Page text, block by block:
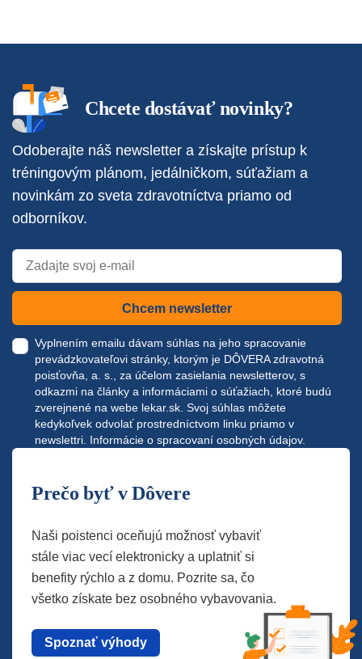
Chcete dostávať novinky?
Odoberajte náš newsletter a získajte prístup k
tréningovým plánom, jedálničkom, súťažiam a
novinkám zo sveta zdravotníctva priamo od
odborníkov.
Chcem newsletter
Vyplnením emailu dávam súhlas na jeho spracovanie
prevádzkovateľovi stránky, ktorým je DÔVERA zdravotná
poisťovňa, a. s., za účelom zasielania newsletterov, s
odkazmi na články a informáciami o súťažiach, ktoré budú
zverejnené na webe lekar.sk . Svoj súhlas môžete
kedykoľvek odvolať prostredníctvom linku priamo v
newslettri. Informácie o spracovaní osobných údajov.
Prečo byť v Dôvere
Naši poistenci oceňujú možnosť vybaviť
stále viac vecí elektronicky a uplatniť si
benefity rýchlo a z domu. Pozrite sa, čo
všetko získate bez osobného vybavovania.
Spoznať výhody